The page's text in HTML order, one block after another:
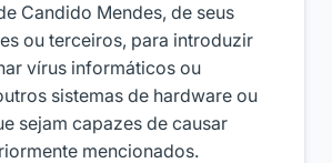
Candido Mendes, de seus
ou terceiros, para introduzir
vírus informáticos ou
sistemas de hardware ou
sejam capazes de causar
mencionados.